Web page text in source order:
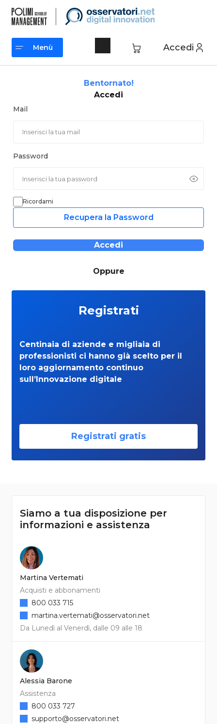
contenuto
Accedi
Menù
Bentornato!
Accedi
Mail
Password
Ricordami
Recupera la Password
Accedi
Oppure
Registrati
Centinaia di aziende e migliaia di
professionisti ci hanno già scelto per il
loro aggiornamento continuo
sull’Innovazione digitale
Registrati gratis
Siamo a tua disposizione per
informazioni e assistenza
Martina Vertemati
Acquisti e abbonamenti
Da Lunedì al Venerdì, dalle 09 alle 18
800 033 715
martina.vertemati@osservatori.net
Alessia Barone
Assistenza
800 033 727
supporto@osservatori.net